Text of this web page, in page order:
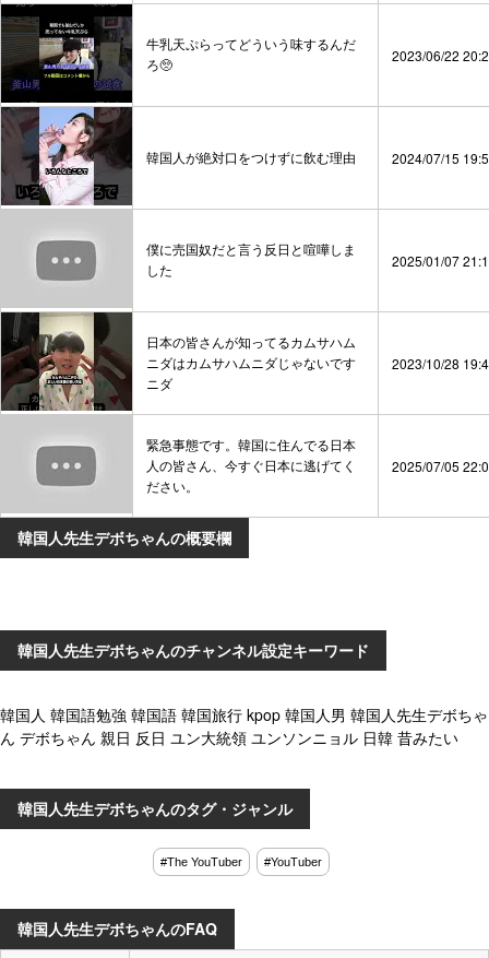
牛乳天ぷらってどういう味するんだ
ろ🥺
2023/06/22
韓国人が絶対口をつけずに飲む理由 2024/07/15
僕に売国奴だと言う反日と喧嘩しま
した
2025/01/07
日本の皆さんが知ってるカムサハム
ニダはカムサハムニダじゃないです
ニダ
2023/10/28
緊急事態です。韓国に住んでる日本
人の皆さん、今すぐ日本に逃げてく
ださい。
2025/07/05
韓国人先生デボちゃんの概要欄
韓国人先生デボちゃんのチャンネル設定キーワード
韓国人 韓国語勉強 韓国語 韓国旅行 kpop 韓国人男 韓国人先生デボちゃ
ん デボちゃん 親日 反日 ユン大統領 ユンソンニョル 日韓 昔みたい
韓国人先生デボちゃんのタグ・ジャンル
#The YouTuber #YouTuber
韓国人先生デボちゃんのFAQ